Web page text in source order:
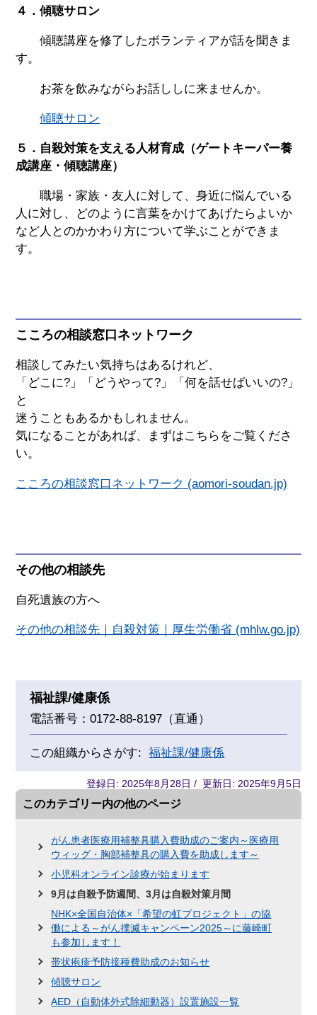
４．傾聴サロン
傾聴講座を修了したボランティアが話を聞きま
す。
お茶を飲みながらお話ししに来ませんか。
傾聴サロン
５．自殺対策を支える人材育成（ゲートキーパー養
成講座・傾聴講座）
職場・家族・友人に対して、身近に悩んでいる
人に対し、どのように言葉をかけてあげたらよいか
など人とのかかわり方について学ぶことができま
す。
こころの相談窓口ネットワーク
相談してみたい気持ちはあるけれど、
「どこに?」「どうやって?」「何を話せばいいの?」
と
迷うこともあるかもしれません。
気になることがあれば、まずはこちらをご覧くださ
い。
こころの相談窓口ネットワーク (aomori-soudan.jp)
その他の相談先
自死遺族の方へ
その他の相談先｜自殺対策｜厚生労働省 (mhlw.go.jp)
福祉課/健康係
電話番号：0172-88-8197（直通）
この組織からさがす:福祉課/健康係
登録日: 2025年8月28日 / 更新日: 2025年9月5日
このカテゴリー内の他のページ
がん患者医療用補整具購入費助成のご案内～医療用
ウィッグ・胸部補整具の購入費を助成します～
小児科オンライン診療が始まります
9月は自殺予防週間、3月は自殺対策月間
NHK×全国自治体×「希望の虹プロジェクト」の協
働による～がん撲滅キャンペーン2025～に藤崎町
も参加します！
帯状疱疹予防接種費助成のお知らせ
傾聴サロン
AED（自動体外式除細動器）設置施設一覧